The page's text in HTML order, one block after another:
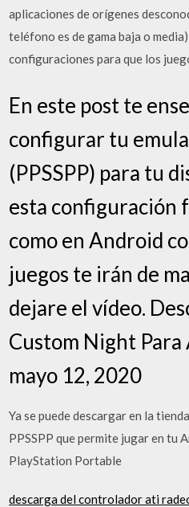
aplicaciones de orígenes
teléfono es de gama baja o
configuraciones para que los
En este post te
configurar tu
(PPSSPP) para tu
esta configuración
como en Android
juegos te irán de
dejare el vídeo.
Custom Night
mayo 12, 2020
Ya se puede descargar en la
PPSSPP que permite jugar en tu
PlayStation Portable
descarga del controlador ati